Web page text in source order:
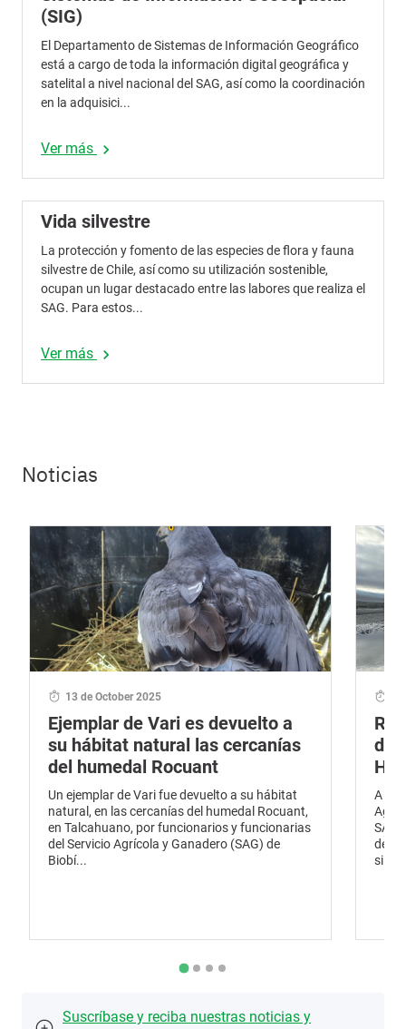
(SIG)
El Departamento de Sistemas de Información Geográfico
está a cargo de toda la información digital geográfica y
satelital a nivel nacional del SAG, así como la coordinación
en la adquisici...
Ver más chevron_right
Vida silvestre
La protección y fomento de las especies de flora y fauna
silvestre de Chile, así como su utilización sostenible,
ocupan un lugar destacado entre las labores que realiza el
SAG. Para estos...
Ver más chevron_right
Noticias
13 de October 2025
Ejemplar de Vari es devuelto a
su hábitat natural las cercanías
del humedal Rocuant
Un ejemplar de Vari fue devuelto a su hábitat
natural, en las cercanías del humedal Rocuant,
en Talcahuano, por funcionarios y funcionarias
del Servicio Agrícola y Ganadero (SAG) de
Biobí...
de
A
de
Suscríbase y reciba nuestras noticias y